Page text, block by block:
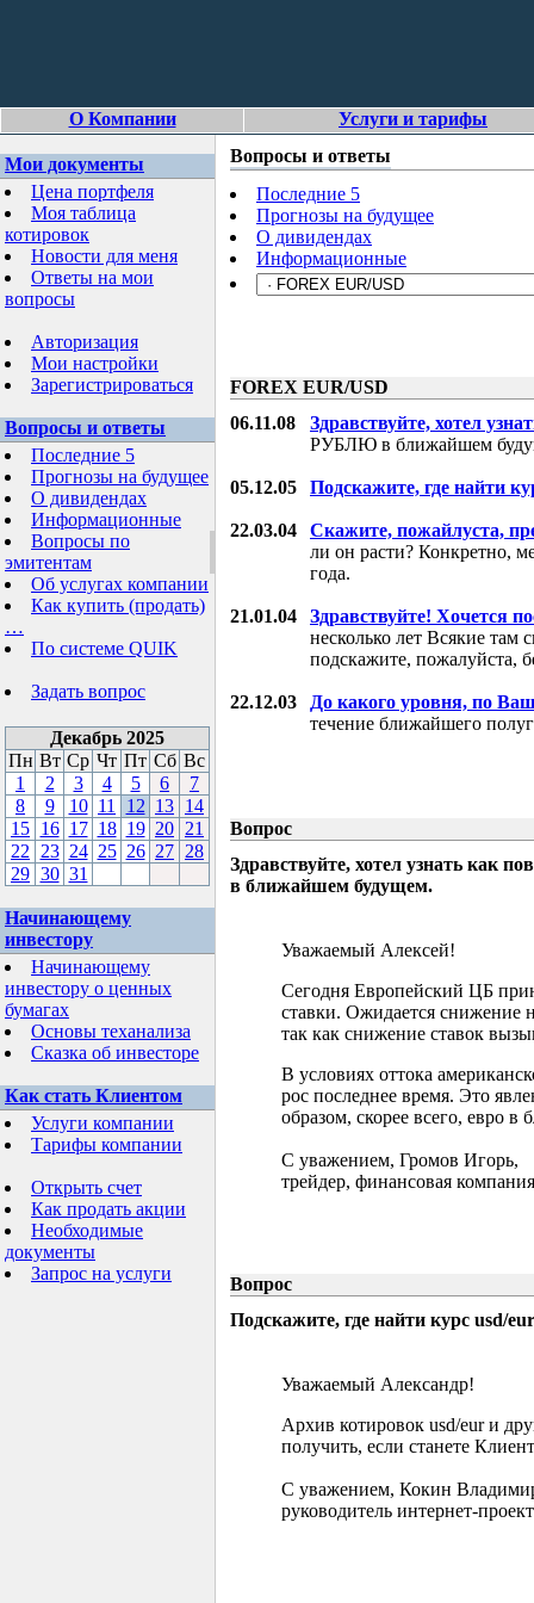
О Компании Услуги и тарифы
Мои документы
Цена портфеля
Моя таблица
котировок
Новости для меня
Ответы на мои
вопросы
Авторизация
Мои настройки
Зарегистрироваться
Вопросы и ответы
Последние 5
Прогнозы на будущее
О дивидендах
Информационные
Вопросы по
эмитентам
Об услугах компании
Как купить (продать)
…
По системе QUIK
Задать вопрос
Декабрь 2025
Пн Вт Ср Чт Пт Сб Вс
1
2 3 4 5 6
7
8
9 10 11 12 13 14
15 16 17 18 19 20 21
22
23 24 25 26 27 28
29 30 31
Начинающему
инвестору
Начинающему
инвестору о ценных
бумагах
Основы теханализа
Сказка об инвесторе
Как стать Клиентом
Услуги компании
Тарифы компании
Открыть счет
Как продать акции
Необходимые
документы
Запрос на услуги
Вопросы и ответы
Последние 5
Прогнозы на будущее
О дивидендах
Информационные
FOREX EUR/USD
06.11.08 Здравствуйте, хотел
РУБЛЮ в ближайшем
05.12.05 Подскажите, где найти
22.03.04
Скажите, пожайлуста,
ли он расти? Конкретно,
года.
21.01.04
Здравствуйте! Хочется
несколько лет Всякие там
подскажите, пожалуйста,
22.12.03
До какого уровня, по
течение ближайшего
Вопрос
Здравствуйте, хотел узнать как
в ближайшем будущем.
Уважаемый Алексей!
Сегодня Европейский ЦБ
ставки. Ожидается снижение
так как снижение ставок
В условиях оттока
рос последнее время. Это
образом, скорее всего, евро
С уважением, Громов Игорь,
трейдер, финансовая
Вопрос
Подскажите, где найти курс usd/
Уважаемый Александр!
Архив котировок usd/eur и
получить, если станете
С уважением, Кокин
руководитель интернет-